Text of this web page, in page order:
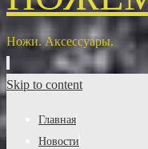
Ножи. Аксессуары.
Skip to content
Главная
Новости